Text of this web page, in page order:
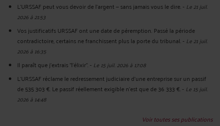
L’URSSAF peut vous devoir de l’argent — sans jamais vous le dire.- Le 21 juil.
2026 à 21:53
Vos justificatifs URSSAF ont une date de péremption. Passé la période
contradictoire, certains ne franchissent plus la porte du tribunal.- Le 21 juil.
2026 à 16:35
Il paraît que j'extrais "l'élixir".- Le 15 juil. 2026 à 17:08
L'URSSAF réclame le redressement judiciaire d'une entreprise sur un passif
de 535 303 €. Le passif réellement exigible n'est que de 36 333 €.- Le 15 juil.
2026 à 14:48
Voir toutes ses publications